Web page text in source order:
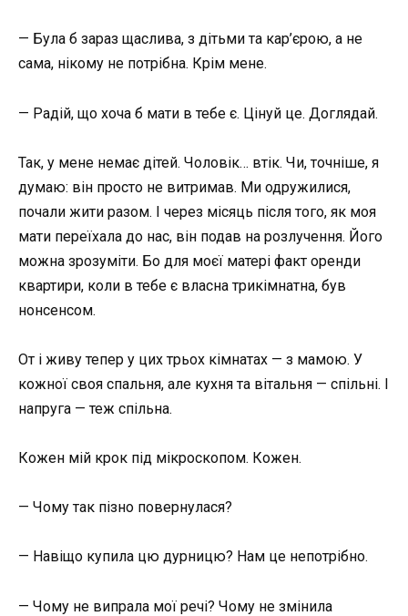
— Була б зараз щаслива, з дітьми та кар’єрою, а не
сама, нікому не потрібна. Крім мене.
— Радій, що хоча б мати в тебе є. Цінуй це. Доглядай.
Так, у мене немає дітей. Чоловік… втік. Чи, точніше, я
думаю: він просто не витримав. Ми одружилися,
почали жити разом. І через місяць після того, як моя
мати переїхала до нас, він подав на розлучення. Його
можна зрозуміти. Бо для моєї матері факт оренди
квартири, коли в тебе є власна трикімнатна, був
нонсенсом.
От і живу тепер у цих трьох кімнатах — з мамою. У
кожної своя спальня, але кухня та вітальня — спільні. І
напруга — теж спільна.
Кожен мій крок під мікроскопом. Кожен.
— Чому так пізно повернулася?
— Навіщо купила цю дурницю? Нам це непотрібно.
— Чому не випрала мої речі? Чому не змінила